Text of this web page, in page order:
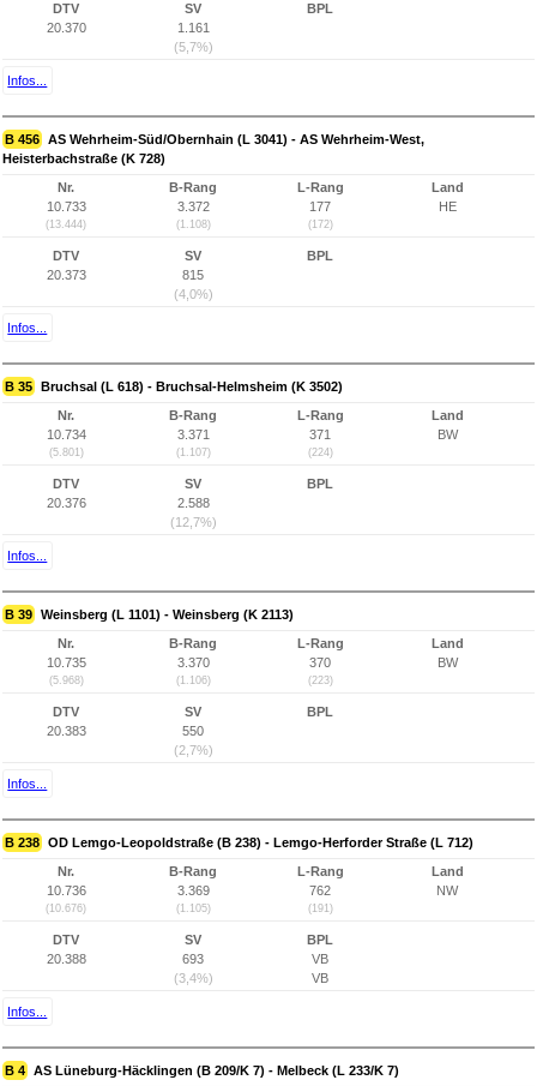
DTV
20.370
SV
1.161
(5,7%)
BPL
Infos...
B 456 AS Wehrheim-Süd/Obernhain (L 3041) - AS Wehrheim-West,
Heisterbachstraße (K 728)
Nr.
10.733
(13.444)
B-Rang
3.372
(1.108)
L-Rang
177
(172)
Land
HE
DTV
20.373
SV
815
(4,0%)
BPL
Infos...
B 35 Bruchsal (L 618) - Bruchsal-Helmsheim (K 3502)
Nr.
10.734
(5.801)
B-Rang
3.371
(1.107)
L-Rang
371
(224)
Land
BW
DTV
20.376
SV
2.588
(12,7%)
BPL
Infos...
B 39 Weinsberg (L 1101) - Weinsberg (K 2113)
Nr.
10.735
(5.968)
B-Rang
3.370
(1.106)
L-Rang
370
(223)
Land
BW
DTV
20.383
SV
550
(2,7%)
BPL
Infos...
B 238 OD Lemgo-Leopoldstraße (B 238) - Lemgo-Herforder Straße (L 712)
Nr.
10.736
(10.676)
B-Rang
3.369
(1.105)
L-Rang
762
(191)
Land
NW
DTV
20.388
SV
693
(3,4%)
BPL
VB
VB
Infos...
B 4 AS Lüneburg-Häcklingen (B 209/K 7) - Melbeck (L 233/K 7)